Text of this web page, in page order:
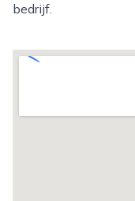
bedrijf.